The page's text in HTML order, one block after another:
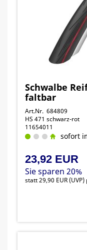
Schwalbe
faltbar
Art.Nr. 684809
HS 471 schwarz-rot
11654011
sofort
23,92 EUR
Sie sparen 20%
statt29,90 EUR(UVP)